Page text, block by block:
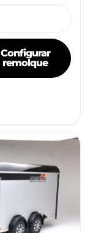
Configurar
remolque